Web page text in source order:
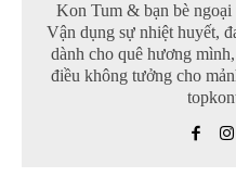
Kon Tum & bạn bè
Vận dụng sự nhiệt huyết,
dành cho quê hương
điều không tưởng cho